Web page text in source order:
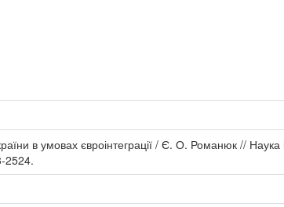
в умовах євроінтеграції / Є. О. Романюк // Наука і
2524.